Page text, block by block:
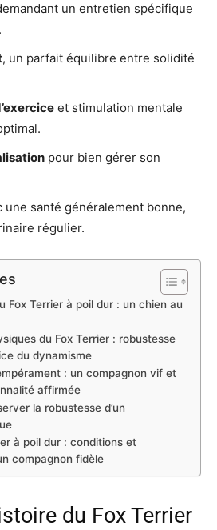
un entretien spécifique
, un parfait équilibre entre solidité
et stimulation mentale
pour bien gérer son
une santé généralement bonne,
régulier.
Fox Terrier à poil dur : un chien au
du Fox Terrier : robustesse
du dynamisme
: un compagnon vif et
affirmée
la robustesse d’un
à poil dur : conditions et
compagnon fidèle
du Fox Terrier